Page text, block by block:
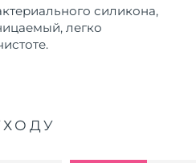
силикона,
легко